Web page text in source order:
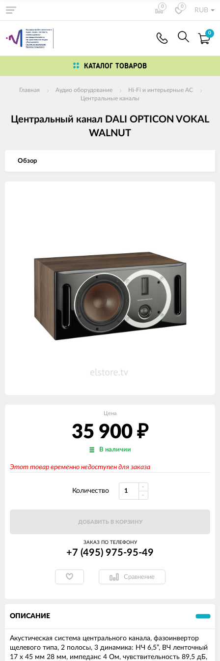
0 0
RUB
0
КАТАЛОГ ТОВАРОВ
Главная Аудио оборудование
Hi-Fi и интерьерные АС
Центральные каналы
Центральный канал DALI OPTICON VOKAL
WALNUT
Обзор
Цена
35 900 ₽
В наличии
Этот товар временно недоступен для заказа
Количество
ДОБАВИТЬ В КОРЗИНУ
ЗАКАЗ ПО ТЕЛЕФОНУ
+7 (495) 975-95-49
Сравнение
ОПИСАНИЕ
Акустическая система центрального канала, фазоинвертор
щелевого типа, 2 полосы, 3 динамика: НЧ 6,5”, ВЧ ленточный
17 х 45 мм 28 мм, импеданс 4 Ом, чувствительность 89,5 дБ,